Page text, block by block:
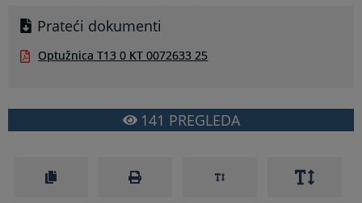
Prateći dokumenti
Optužnica T13 0 KT 0072633 25
141 PREGLEDA